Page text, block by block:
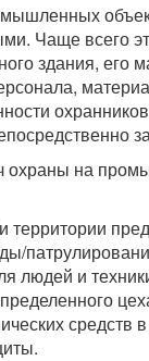
Чаще всего
здания, его
охранников
охраны на
людей и
средств